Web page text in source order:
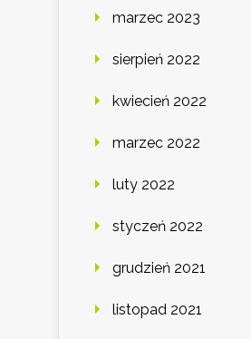
marzec 2023
sierpień 2022
kwiecień 2022
marzec 2022
luty 2022
styczeń 2022
grudzień 2021
listopad 2021